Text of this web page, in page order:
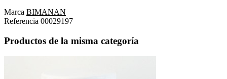
Marca BIMANAN
Referencia 00029197
Productos de la misma categoría